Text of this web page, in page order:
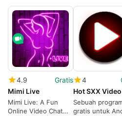
4.9
Gratis
Mimi Live
Mimi Live: A Fun
Online Video Chat
4
Sebuah
gratis untuk